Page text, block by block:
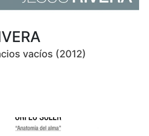
vacíos (2012)